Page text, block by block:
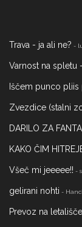
Trava - ja ali ne? -
Varnost na spletu
Iščem punco pliis
Zvezdice (stalni
DARILO ZA FANTA
KAKO ČIM
Všeč mi jeeeee!! -
gelirani nohti -
Prevoz na letališče